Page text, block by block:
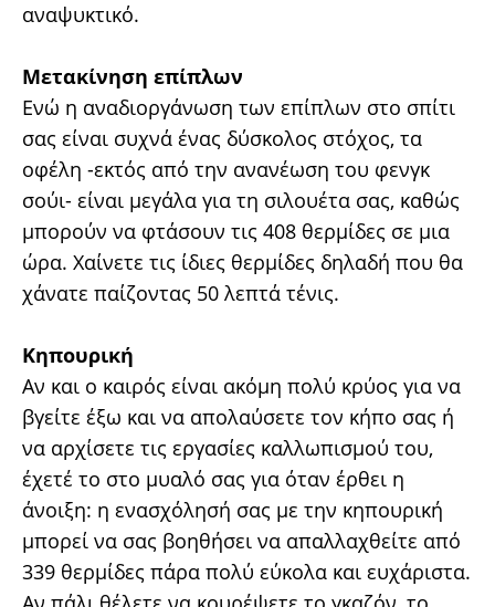
αναψυκτικό.
Μετακίνηση επίπλων
Ενώ η αναδιοργάνωση των επίπλων στο σπίτι
σας είναι συχνά ένας δύσκολος στόχος, τα
οφέλη -εκτός από την ανανέωση του φενγκ
σούι- είναι μεγάλα για τη σιλουέτα σας, καθώς
μπορούν να φτάσουν τις 408 θερμίδες σε μια
ώρα. Χαίνετε τις ίδιες θερμίδες δηλαδή που θα
χάνατε παίζοντας 50 λεπτά τένις.
Κηπουρική
Αν και ο καιρός είναι ακόμη πολύ κρύος για να
βγείτε έξω και να απολαύσετε τον κήπο σας ή
να αρχίσετε τις εργασίες καλλωπισμού του,
έχετέ το στο μυαλό σας για όταν έρθει η
άνοιξη: η ενασχόλησή σας με την κηπουρική
μπορεί να σας βοηθήσει να απαλλαχθείτε από
339 θερμίδες πάρα πολύ εύκολα και ευχάριστα.